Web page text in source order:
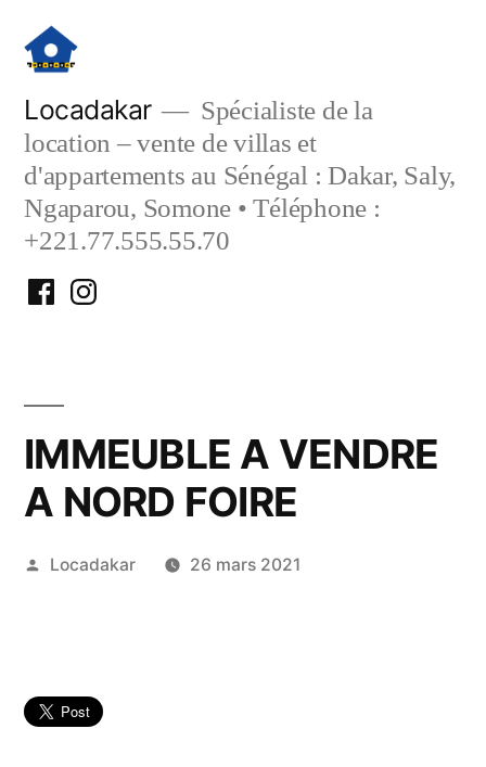
contenu
Locadakar
Spécialiste de la
location – vente de villas et
d'appartements au Sénégal : Dakar, Saly,
Ngaparou, Somone • Téléphone :
+221.77.555.55.70
FacebookInstagram
IMMEUBLE A VENDRE
A NORD FOIRE
Publié
Locadakar 26 mars 2021